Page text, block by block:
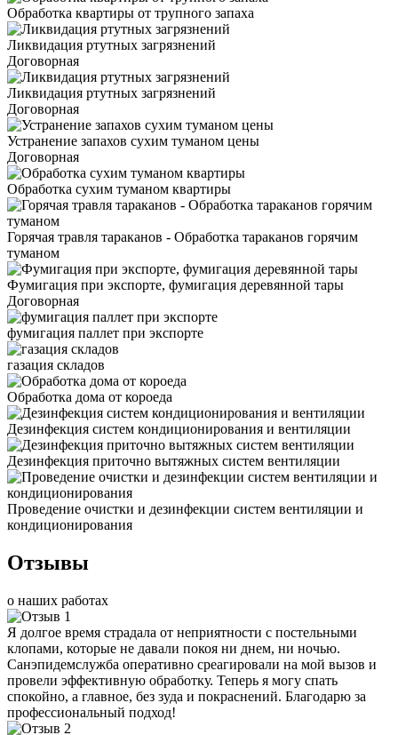
Обработка квартиры от трупного запаха
Ликвидация ртутных загрязнений
Договорная
Ликвидация ртутных загрязнений
Договорная
Устранение запахов сухим туманом цены
Договорная
Обработка сухим туманом квартиры
Горячая травля тараканов - Обработка тараканов горячим
туманом
Фумигация при экспорте, фумигация деревянной тары
Договорная
фумигация паллет при экспорте
газация складов
Обработка дома от короеда
Дезинфекция систем кондиционирования и вентиляции
Дезинфекция приточно вытяжных систем вентиляции
Проведение очистки и дезинфекции систем вентиляции и
кондиционирования
Отзывы
о наших работах
Я долгое время страдала от неприятности с постельными
клопами, которые не давали покоя ни днем, ни ночью.
Санэпидемслужба оперативно среагировали на мой вызов и
провели эффективную обработку. Теперь я могу спать
спокойно, а главное, без зуда и покраснений. Благодарю за
профессиональный подход!